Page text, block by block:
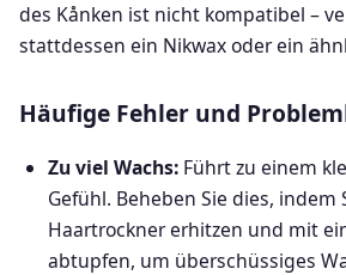
des Kånken ist nicht kompatibel –
stattdessen ein Nikwax oder ein
Häufige Fehler und
Zu viel Wachs: Führt zu einem
Gefühl. Beheben Sie dies, indem
Haartrockner erhitzen und mit
abtupfen, um überschüssiges